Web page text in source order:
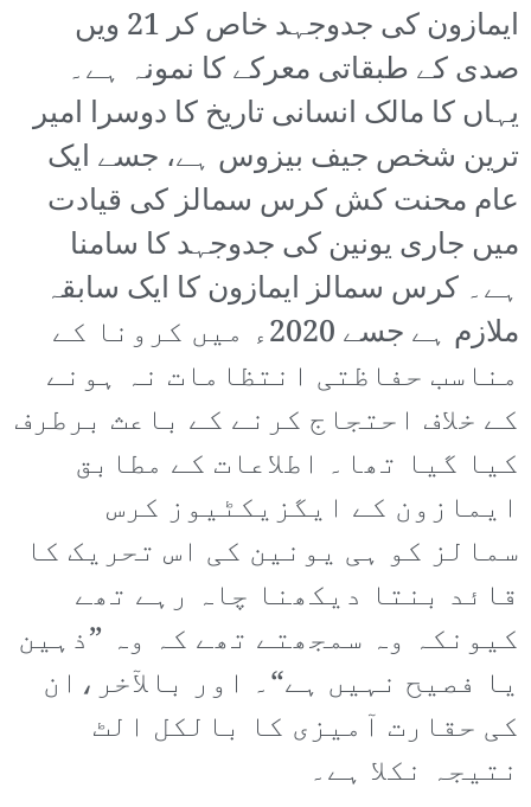
ایمازون کی جدوجہد خاص کر 21 ویں
صدی کے طبقاتی معرکے کا نمونہ ہے۔
یہاں کا مالک انسانی تاریخ کا دوسرا امیر
ترین شخص جیف بیزوس ہے، جسے ایک
عام محنت کش کرس سمالز کی قیادت
میں جاری یونین کی جدوجہد کا سامنا
ہے۔ کرس سمالز ایمازون کا ایک سابقہ
ملازم ہے جسے 2020ء میں کرونا کے
مناسب حفاظتی انتظامات نہ ہونے
کے خلاف احتجاج کرنے کے باعث برطرف
کیا گیا تھا۔ اطلاعات کے مطابق
ایمازون کے ایگزیکٹیوز کرس
سمالز کو ہی یونین کی اس تحریک کا
قائد بنتا دیکھنا چاہ رہے تھے
کیونکہ وہ سمجھتے تھے کہ وہ ”ذہین
یا فصیح نہیں ہے“۔ اور بالآخر،ان
کی حقارت آمیزی کا بالکل الٹ
نتیجہ نکلا ہے۔